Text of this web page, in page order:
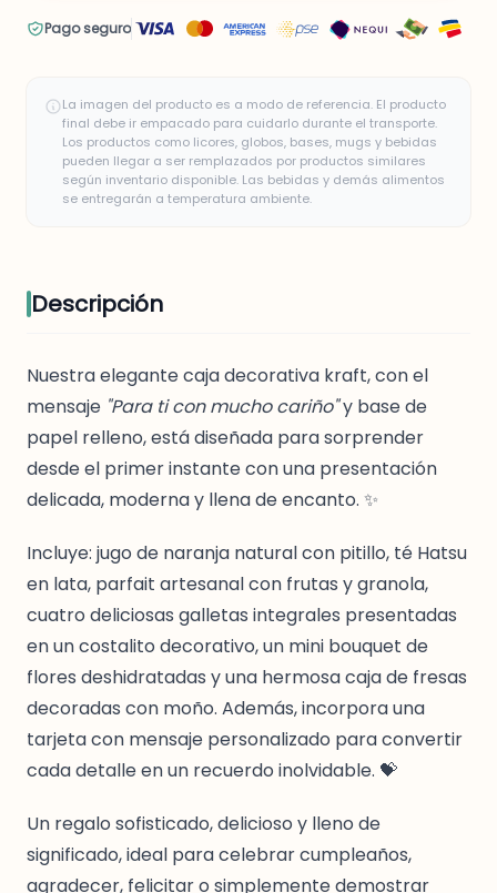
Pago seguro
La imagen del producto es a modo de referencia. El producto
final debe ir empacado para cuidarlo durante el transporte.
Los productos como licores, globos, bases, mugs y bebidas
pueden llegar a ser remplazados por productos similares
según inventario disponible. Las bebidas y demás alimentos
se entregarán a temperatura ambiente.
Descripción
Nuestra elegante caja decorativa kraft, con el
mensaje "Para ti con mucho cariño"y base de
papel relleno, está diseñada para sorprender
desde el primer instante con una presentación
delicada, moderna y llena de encanto. ✨
Incluye: jugo de naranja natural con pitillo, té Hatsu
en lata, parfait artesanal con frutas y granola,
cuatro deliciosas galletas integrales presentadas
en un costalito decorativo, un mini bouquet de
flores deshidratadas y una hermosa caja de fresas
decoradas con moño. Además, incorpora una
tarjeta con mensaje personalizado para convertir
cada detalle en un recuerdo inolvidable. 💝
Un regalo sofisticado, delicioso y lleno de
significado, ideal para celebrar cumpleaños,
agradecer, felicitar o simplemente demostrar